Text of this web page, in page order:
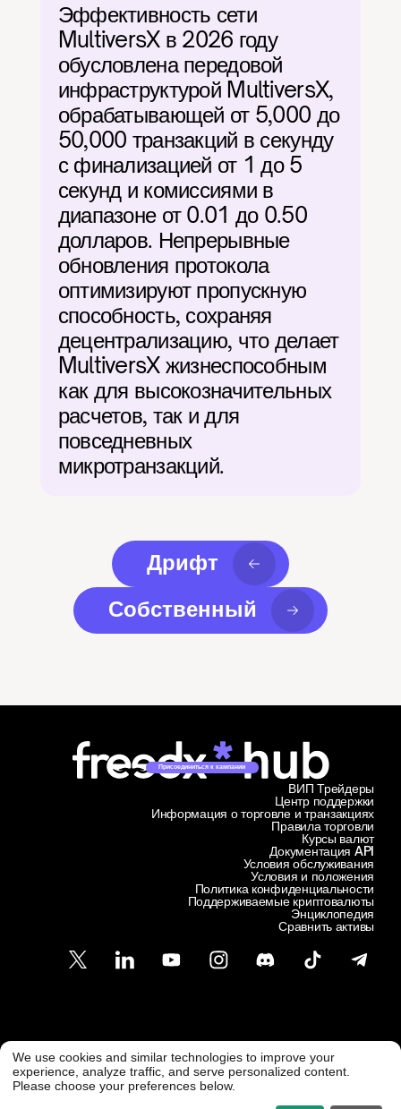
Эффективность сети
MultiversX в 2026 году
обусловлена передовой
инфраструктурой MultiversX,
обрабатывающей от 5,000 до
50,000 транзакций в секунду
с финализацией от 1 до 5
секунд и комиссиями в
диапазоне от 0.01 до 0.50
долларов. Непрерывные
обновления протокола
оптимизируют пропускную
способность, сохраняя
децентрализацию, что делает
MultiversX жизнеспособным
как для высокозначительных
расчетов, так и для
повседневных
микротранзакций.
Дрифт
Собственный
Присоединиться к кампании
Центр поддержки
Информация о торговле и транзакциях
ВИП Трейдеры
Правила торговли
Курсы валют
Документация API
Условия обслуживания
Условия и положения
Политика конфиденциальности
Поддерживаемые криптовалюты
Энциклопедия
Сравнить активы
Служба поддержки клиентов
support@freedx.com @ Freedx 2026
We use cookies and similar technologies to improve your
experience, analyze traffic, and serve personalized content.
Please choose your preferences below.